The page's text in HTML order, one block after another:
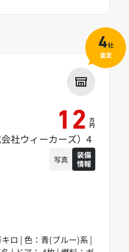
ロ | 色：青(ブルー)系 |
12 万
円
社ウィーカーズ）4
写真
装備
情報
4社
査定